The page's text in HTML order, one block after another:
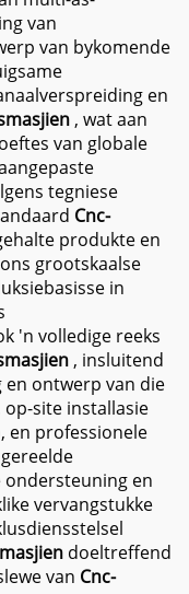
van
van bykomende
en
, wat aan
van globale
tegniese
Cnc-
produkte en
grootskaalse
in
'n volledige reeks
, insluitend
ontwerp van die
site installasie
en professionele
en
vervangstukke
doeltreffend
van Cnc-